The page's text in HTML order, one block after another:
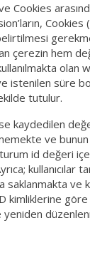
Cookies
çerezin hem
olan
istenilen süre
tutulur.
kaydedilen
ve bunun
id değeri
kullanıcılar
ve
kimliklerine
yeniden